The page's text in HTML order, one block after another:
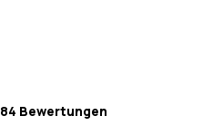
84 Bewertungen